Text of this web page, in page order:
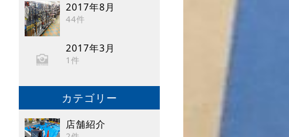
2017年8月
44件
2017年3月
1件
カテゴリー
店舗紹介